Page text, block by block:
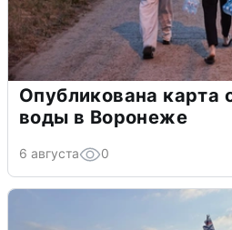
Опубликована карта
воды в Воронеже
6 августа 0